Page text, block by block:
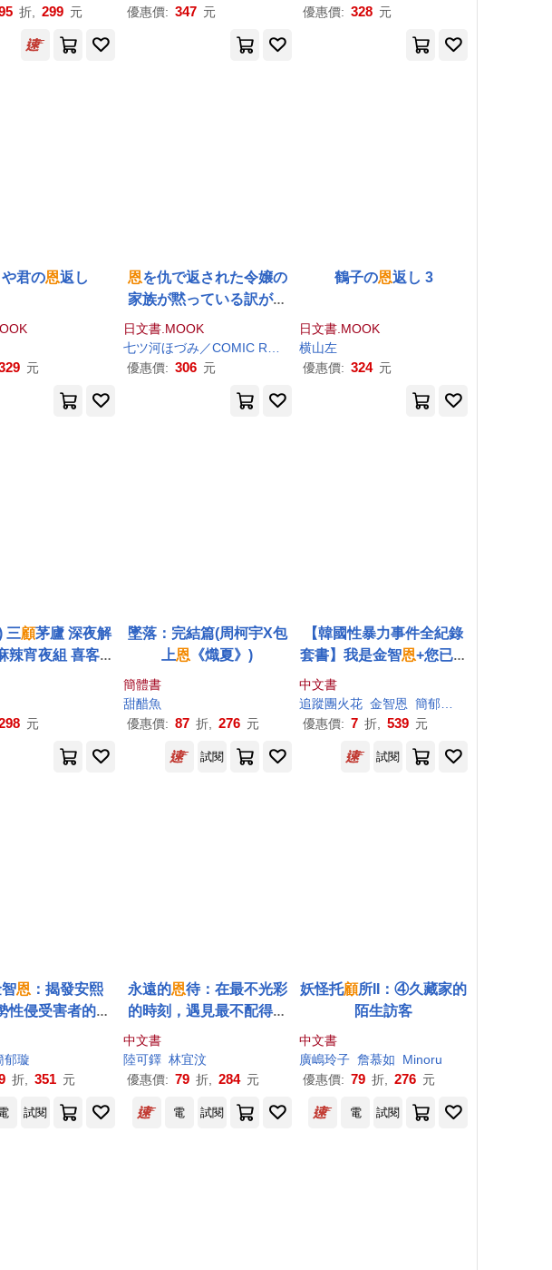
折, 299 元
ました
優惠價: 347 元
優惠價: 328 元
君の恩返し
元
恩を仇で返された令嬢の
家族が黙っている訳がな
い 2
日文書.MOOK
優惠價: 306 元
鶴子の恩返し 3
日文書.MOOK
横山左
優惠價: 324 元
三顧茅廬 深夜解
辣宵夜組 喜客券
元
墜落：完結篇(周柯宇X包
上恩 《熾夏》)
簡體書
甜醋魚
優惠價: 87 折, 276 元
【韓國性暴力事件全紀錄
套書】我是金智恩+您已登
中文書
追蹤團火花 金智恩 簡郁璇
優惠價: 7 折, 539 元
試閱 試閱
恩 ：揭發安熙
性侵受害者的劫
郁璇
折, 351 元
永遠的恩待：在最不光彩
的時刻，遇見最不配得的
中文書
陸可鐸 林宜汶
優惠價: 79 折, 284 元
妖怪托顧所II：④久藏家的
陌生訪客
中文書
廣嶋玲子 詹慕如
Minoru
優惠價: 79 折, 276 元
試閱 電 試閱 電 試閱